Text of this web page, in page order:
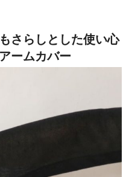
さらしとした使い心
ームカバー